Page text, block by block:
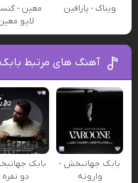
ویناک - پارافین
معین -
لایو
آهنگ های مرتبط
بابک جهانبخش -
وارونه
بابک
دو نفره